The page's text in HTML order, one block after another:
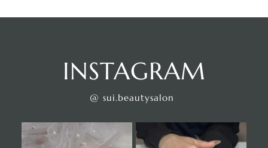
INSTAGRAM
@ sui.beautysalon